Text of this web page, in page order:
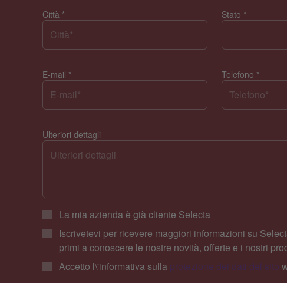
Città * Stato *
E-mail * Telefono *
Ulteriori dettagli
La mia azienda è già cliente Selecta
Iscrivetevi per ricevere maggiori informazioni su
primi a conoscere le nostre novità, offerte e i nostri
Accetto l\'informativa sulla protezione dei dati del sito